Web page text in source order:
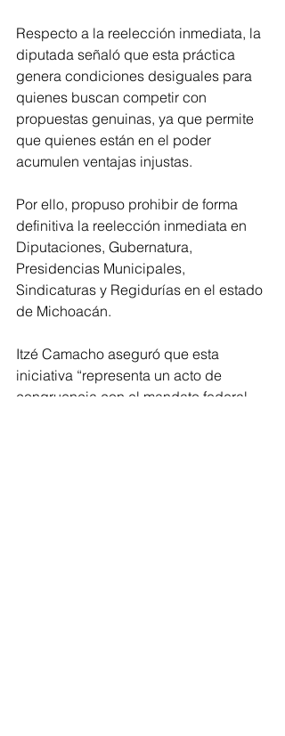
Respecto a la reelección inmediata, la
diputada señaló que esta práctica
genera condiciones desiguales para
quienes buscan competir con
propuestas genuinas, ya que permite
que quienes están en el poder
acumulen ventajas injustas.
Por ello, propuso prohibir de forma
definitiva la reelección inmediata en
Diputaciones, Gubernatura,
Presidencias Municipales,
Sindicaturas y Regidurías en el estado
de Michoacán.
Itzé Camacho aseguró que esta
iniciativa “representa un acto de
congruencia con el mandato federal